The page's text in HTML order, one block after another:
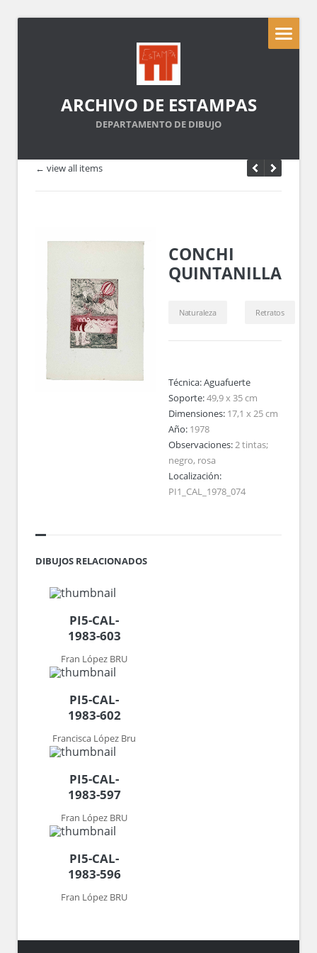
ARCHIVO DE ESTAMPAS
DEPARTAMENTO DE DIBUJO
← view all items
CONCHI
QUINTANILLA
Naturaleza Retratos
Técnica:Aguafuerte
Soporte:49,9 x 35 cm
Dimensiones: 17,1 x 25 cm
Año: 1978
Observaciones:2 tintas;
negro, rosa
Localización:
PI1_CAL_1978_074
DIBUJOS RELACIONADOS
PI5-CAL-
1983-603
Fran López BRU
PI5-CAL-
1983-602
Francisca López Bru
PI5-CAL-
1983-597
Fran López BRU
PI5-CAL-
1983-596
Fran López BRU